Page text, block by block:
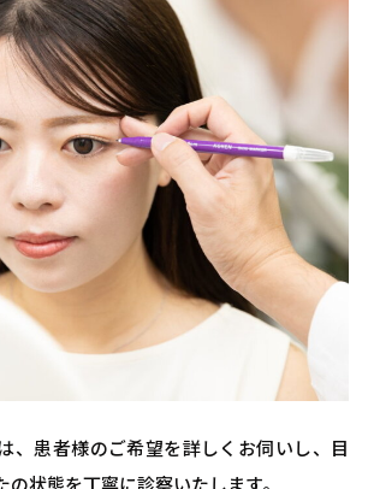
、患者様のご希望を詳しくお伺いし、目
状態を丁寧に診察いたします。